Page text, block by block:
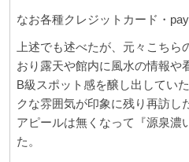
なお各種クレジットカード・
上述でも述べたが、元々こち
おり露天や館内に風水の情報や
B級スポット感を醸し出してい
クな雰囲気が印象に残り再訪し
アピールは無くなって『源泉濃
た。